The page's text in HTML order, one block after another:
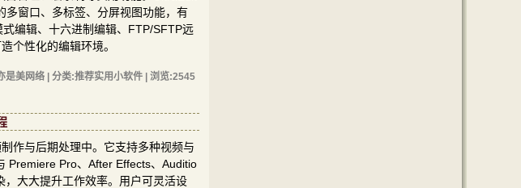
多窗口、多标签、分屏视图功能，有
编辑、十六进制编辑、FTP/SFTP远
个性化的编辑环境。
是美网络 | 分类:推荐实用小软件 | 浏览:2545
作与后期处理中。它支持多种视频与
Premiere Pro、After Effects、Auditio
大大提升工作效率。用户可灵活设